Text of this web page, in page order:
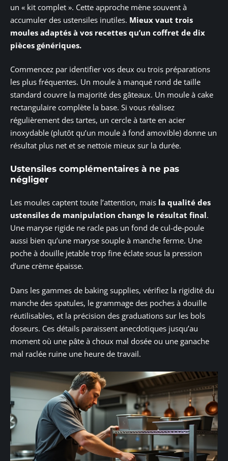
un « kit complet ». Cette approche mène souvent à
accumuler des ustensiles inutiles. Mieux vaut trois
moules adaptés à vos recettes qu’un coffret de dix
pièces génériques.
Commencez par identifier vos deux ou trois préparations
les plus fréquentes. Un moule à manqué rond de taille
standard couvre la majorité des gâteaux. Un moule à cake
rectangulaire complète la base. Si vous réalisez
régulièrement des tartes, un cercle à tarte en acier
inoxydable (plutôt qu’un moule à fond amovible) donne un
résultat plus net et se nettoie mieux sur la durée.
Ustensiles complémentaires à ne pas
négliger
Les moules captent toute l’attention, mais la qualité des
ustensiles de manipulation change le résultat final.
Une maryse rigide ne racle pas un fond de cul-de-poule
aussi bien qu’une maryse souple à manche ferme. Une
poche à douille jetable trop fine éclate sous la pression
d’une crème épaisse.
Dans les gammes de baking supplies, vérifiez la rigidité du
manche des spatules, le grammage des poches à douille
réutilisables, et la précision des graduations sur les bols
doseurs. Ces détails paraissent anecdotiques jusqu’au
moment où une pâte à choux mal dosée ou une ganache
mal raclée ruine une heure de travail.